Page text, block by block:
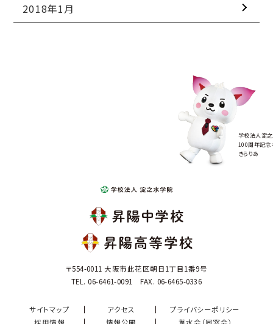
2018年1月
学校法人淀
100周年記念
きらりあ
〒554-0011 大阪市此花区朝日1丁目1番9号
TEL. 06-6461-0091 FAX. 06-6465-0336
サイトマップ アクセス
プライバシーポリシー